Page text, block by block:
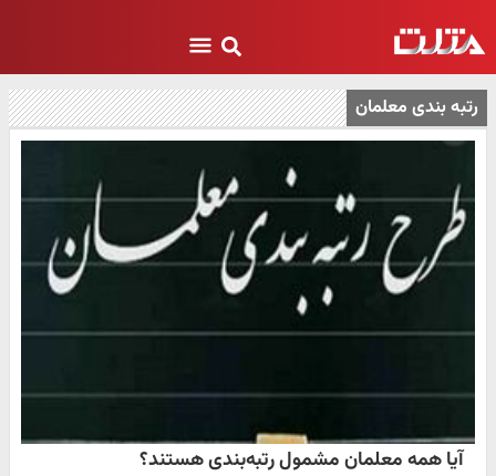
رتبه بندی معلمان
آیا همه معلمان مشمول رتبه‌بندی هستند؟